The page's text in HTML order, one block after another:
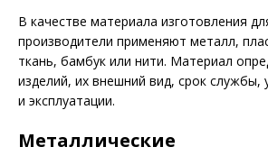
В качестве материала изготовления
производители применяют металл,
ткань, бамбук или нити. Материал
изделий, их внешний вид, срок
и эксплуатации.
Металлические